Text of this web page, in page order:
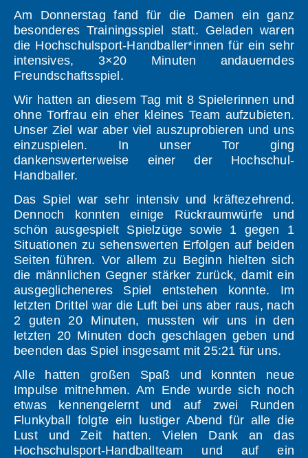
Am Donnerstag fand für die Damen ein ganz
besonderes Trainingsspiel statt. Geladen waren
die Hochschulsport-Handballer*innen für ein sehr
intensives, 3×20 Minuten andauerndes
Freundschaftsspiel.
Wir hatten an diesem Tag mit 8 Spielerinnen und
ohne Torfrau ein eher kleines Team aufzubieten.
Unser Ziel war aber viel auszuprobieren und uns
einzuspielen. In unser Tor ging
dankenswerterweise einer der Hochschul-
Handballer.
Das Spiel war sehr intensiv und kräftezehrend.
Dennoch konnten einige Rückraumwürfe und
schön ausgespielt Spielzüge sowie 1 gegen 1
Situationen zu sehenswerten Erfolgen auf beiden
Seiten führen. Vor allem zu Beginn hielten sich
die männlichen Gegner stärker zurück, damit ein
ausgeglicheneres Spiel entstehen konnte. Im
letzten Drittel war die Luft bei uns aber raus, nach
2 guten 20 Minuten, mussten wir uns in den
letzten 20 Minuten doch geschlagen geben und
beenden das Spiel insgesamt mit 25:21 für uns.
Alle hatten großen Spaß und konnten neue
Impulse mitnehmen. Am Ende wurde sich noch
etwas kennengelernt und auf zwei Runden
Flunkyball folgte ein lustiger Abend für alle die
Lust und Zeit hatten. Vielen Dank an das
Hochschulsport-Handballteam und auf ein